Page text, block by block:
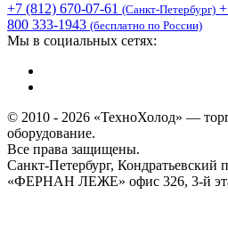
+7 (812) 670-07-61 (Санкт-Петербург)
800 333-1943 (бесплатно по России)
Мы в социальных сетях:
© 2010 - 2026 «ТехноХолод» —
оборудование.
Все права защищены.
Санкт-Петербург, Кондратьевский
«ФЕРНАН ЛЕЖЕ» офис 326, 3-й